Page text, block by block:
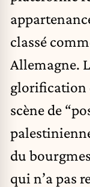
classé
Allemagne.
glorification
scène de
du
qui n’a pas